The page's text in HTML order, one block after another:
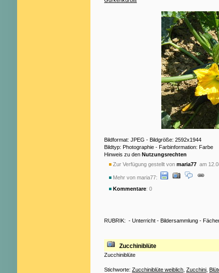
Bildformat: JPEG - Bildgröße: 2592x1944
Bildtyp: Photographie - Farbinformation: Farbe
Hinweis zu den Nutzungsrechten
Zur Verfügung gestellt von maria77 am
Mehr von maria77:
Kommentare: 0
RUBRIK: - Unterricht - Bildersammlung -
Zucchiniblüte
Zucchiniblüte
Stichworte: Zucchiniblüte weiblich Zucchini